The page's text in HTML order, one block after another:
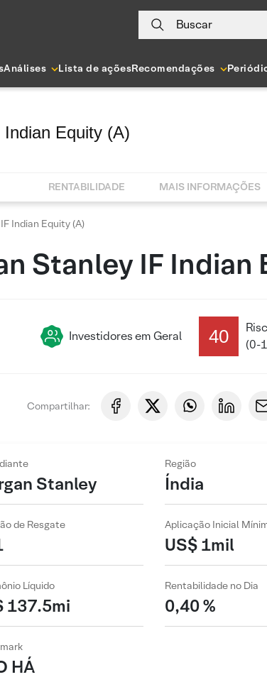
Buscar
Análises Lista de açõesRecomendações
Equity (A)
RENTABILIDADE MAIS INFORMAÇÕES
Indian Equity (A)
Stanley IF Indian
Investidores em Geral 40
(0-
Compartilhar:
Stanley
Região
Índia
de Resgate Aplicação Inicial
US$ 1mil
Líquido
137.5mi
Rentabilidade no Dia
0,40 %
HÁ